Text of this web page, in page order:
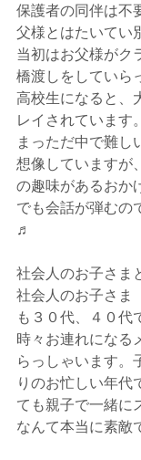
保護者の同伴は不
父様とはたいてい
当初はお父様がク
橋渡しをしていら
高校生になると、
レイされています
まっただ中で難し
想像していますが
の趣味があるおか
でも会話が弾むの
♬
社会人のお子さま
社会人のお子さま
も３０代、４０代
時々お連れになる
らっしゃいます。
りのお忙しい年代
ても親子で一緒に
なんて本当に素敵